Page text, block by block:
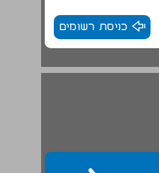
כניסת רשומים